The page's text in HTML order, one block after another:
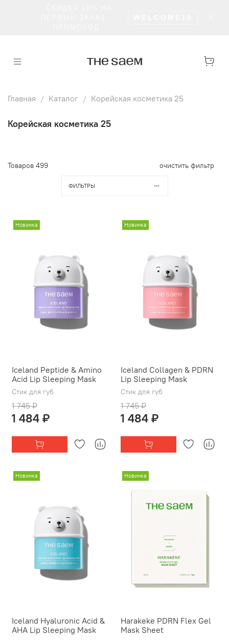
Главная Каталог Корейская косметика 25
Корейская косметика 25
Товаров 499 очистить фильтр
ФИЛЬТРЫ
Новинка
Iceland Peptide & Amino
Acid Lip Sleeping Mask
Стик для губ
1 745 ₽
1 484 ₽
Новинка
Iceland Collagen & PDRN
Lip Sleeping Mask
Стик для губ
1 745 ₽
1 484 ₽
Новинка
Iceland Hyaluronic Acid &
AHA Lip Sleeping Mask
Новинка
Harakeke PDRN Flex Gel
Mask Sheet